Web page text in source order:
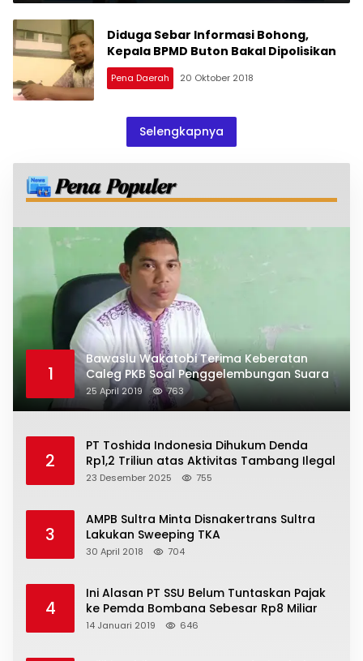
Diduga Sebar Informasi Bohong,
Kepala BPMD Buton Bakal Dipolisikan
Pena Daerah 20 Oktober 2018
Selengkapnya
1
Bawaslu Wakatobi Terima Keberatan
Caleg PKB Soal Penggelembungan Suara
25 April 2019 763
2
PT Toshida Indonesia Dihukum Denda
Rp1,2 Triliun atas Aktivitas Tambang Ilegal
23 Desember 2025 755
3
AMPB Sultra Minta Disnakertrans Sultra
Lakukan Sweeping TKA
30 April 2018 704
4
Ini Alasan PT SSU Belum Tuntaskan Pajak
ke Pemda Bombana Sebesar Rp8 Miliar
14 Januari 2019 646